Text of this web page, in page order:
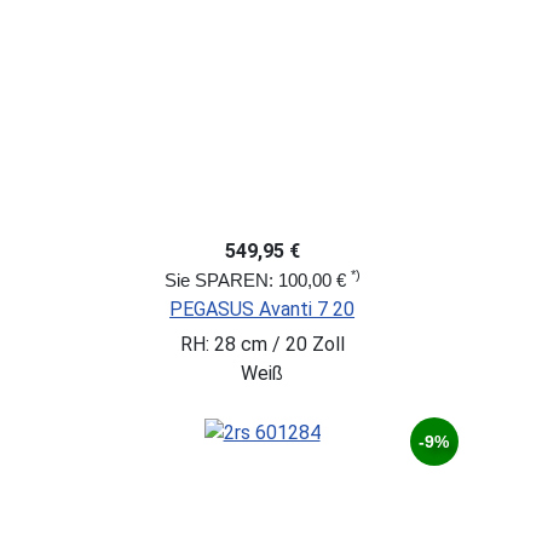
549,95 €
Sie SPAREN: 100,00 € *)
PEGASUS Avanti 7 20
RH: 28 cm / 20 Zoll
Weiß
-9%